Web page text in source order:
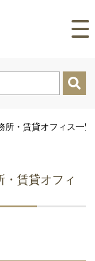
所・賃貸オフィス一覧
・賃貸オフィ